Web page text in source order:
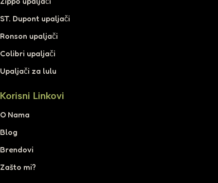
ST. Dupont upaljači
Ronson upaljači
Colibri upaljači
Upaljači za lulu
Korisni Linkovi
O Nama
Blog
Brendovi
Zašto mi?